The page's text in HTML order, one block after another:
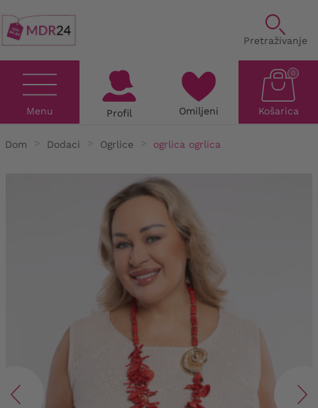
Pretraživanje
Menu Profil Omiljeni Košarica
0
Dom Dodaci Ogrlice ogrlica ogrlica